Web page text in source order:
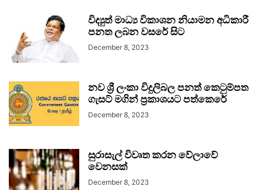
විද්‍යුත් මාධ්‍ය විකාශන නියාමන අධිකාරී
පනත ලබන වසරේ සිට
December 8, 2023
නව ශ්‍රී ලංකා විදුලිබල පනත් කෙටුම්පත
ගැසට් මගින් ප්‍රකාශයට පත්කෙරේ
December 8, 2023
සුරාසැල් විවෘත කරන වේලාවේ
වෙනසක්
December 8, 2023